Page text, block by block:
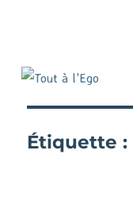
Étiquette :